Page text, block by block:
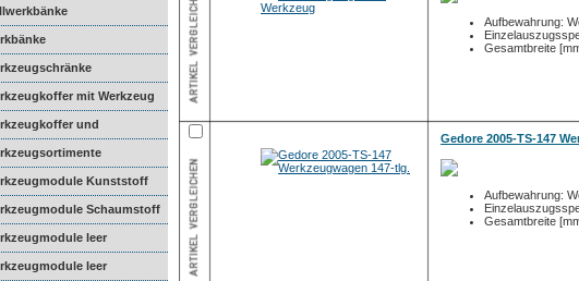
mit Werkzeug
und
Kunststoff
Schaumstoff
leer
leer
Aufbewahrung:
Gesamtbreite
Gedore 2005-TS-147
Aufbewahrung:
Gesamtbreite